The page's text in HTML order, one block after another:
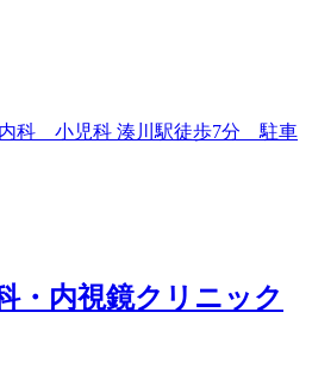
科 小児科 湊川駅徒歩7分 駐車
・内視鏡クリニック